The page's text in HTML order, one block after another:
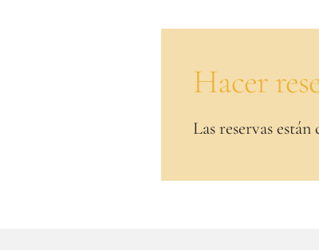
Hacer
Las reservas